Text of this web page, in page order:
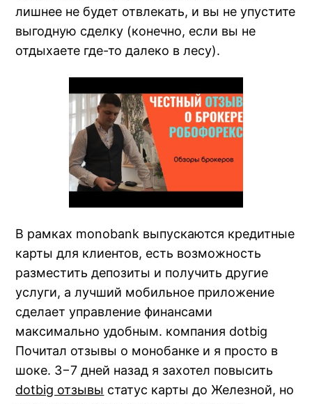
лишнее не будет отвлекать, и вы не упустите
выгодную сделку (конечно, если вы не
отдыхаете где-то далеко в лесу).
В рамках monobank выпускаются кредитные
карты для клиентов, есть возможность
разместить депозиты и получить другие
услуги, а лучший мобильное приложение
сделает управление финансами
максимально удобным. компания dotbig
Почитал отзывы о монобанке и я просто в
шоке. 3−7 дней назад я захотел повысить
dotbig отзывы статус карты до Железной, но